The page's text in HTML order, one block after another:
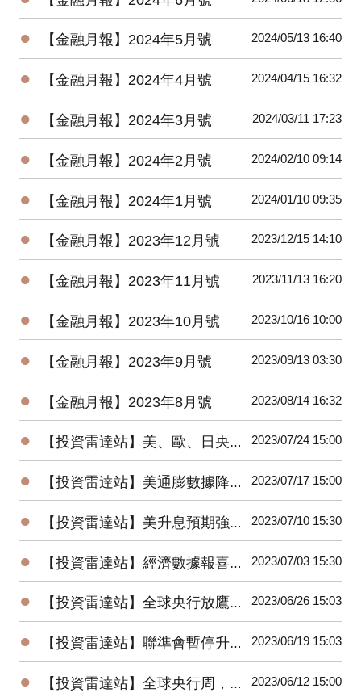
● 【金融月報】2024年5月號 2024/05/13 16:40
● 【金融月報】2024年4月號 2024/04/15 16:32
● 【金融月報】2024年3月號 2024/03/11 17:23
● 【金融月報】2024年2月號 2024/02/10 09:14
● 【金融月報】2024年1月號 2024/01/10 09:35
● 【金融月報】2023年12月號 2023/12/15 14:10
● 【金融月報】2023年11月號 2023/11/13 16:20
● 【金融月報】2023年10月號 2023/10/16 10:00
● 【金融月報】2023年9月號 2023/09/13 03:30
● 【金融月報】2023年8月號 2023/08/14 16:32
● 【投資雷達站】美、歐、日央行會議召開，AI科技股財報重磅登場 2023/07/24 15:00
● 【投資雷達站】美通膨數據降溫，全球股市大漲，美元指數跌破100大關 2023/07/17 15:00
● 【投資雷達站】美升息預期強化，歐美股市盡墨，美債殖利率走揚 2023/07/10 15:30
● 【投資雷達站】經濟數據報喜，美股大漲；升息預期濃，美元、美債殖利率有撐 2023/07/03 15:30
● 【投資雷達站】全球央行放鷹，國際股市漲多回檔，人民幣、日圓、台幣競貶 2023/06/26 15:03
● 【投資雷達站】聯準會暫停升息，美股驚驚漲；中國意外降息，陸股低檔反彈 2023/06/19 15:03
● 【投資雷達站】全球央行周，美、歐、日、台利率決策將牽動全球股債匯市 2023/06/12 15:00